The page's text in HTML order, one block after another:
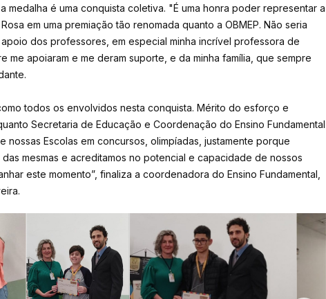
medalha é uma conquista coletiva. "É uma honra poder representar a
em uma premiação tão renomada quanto a OBMEP. Não seria
dos professores, em especial minha incrível professora de
me apoiaram e me deram suporte, e da minha família, que sempre
todos os envolvidos nesta conquista. Mérito do esforço e
Secretaria de Educação e Coordenação do Ensino Fundamental
nossas Escolas em concursos, olimpíadas, justamente porque
mesmas e acreditamos no potencial e capacidade de nossos
este momento”, finaliza a coordenadora do Ensino Fundamental,